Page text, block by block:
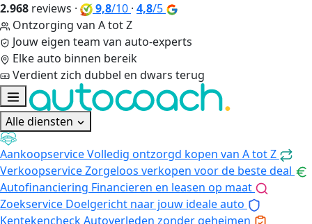
2.968 reviews · 9,8/10 · 4,8/5
Ontzorging van A tot Z
Jouw eigen team van auto-experts
Elke auto binnen bereik
Verdient zich dubbel en dwars terug
Alle diensten
AankoopserviceVolledig ontzorgd kopen van A tot Z
VerkoopserviceZorgeloos verkopen voor de beste deal
Autofinanciering Financieren en leasen op maat
Zoekservice Doelgericht naar jouw ideale auto
KentekencheckAutoverleden zonder geheimen